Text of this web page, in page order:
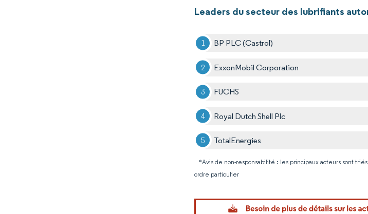
Leaders du secteur des lubrifiants
BP PLC (Castrol)
ExxonMobil Corporation
FUCHS
Royal Dutch Shell Plc
TotalEnergies
*Avis de non-responsabilité : les principaux acteurs sont triés
ordre particulier